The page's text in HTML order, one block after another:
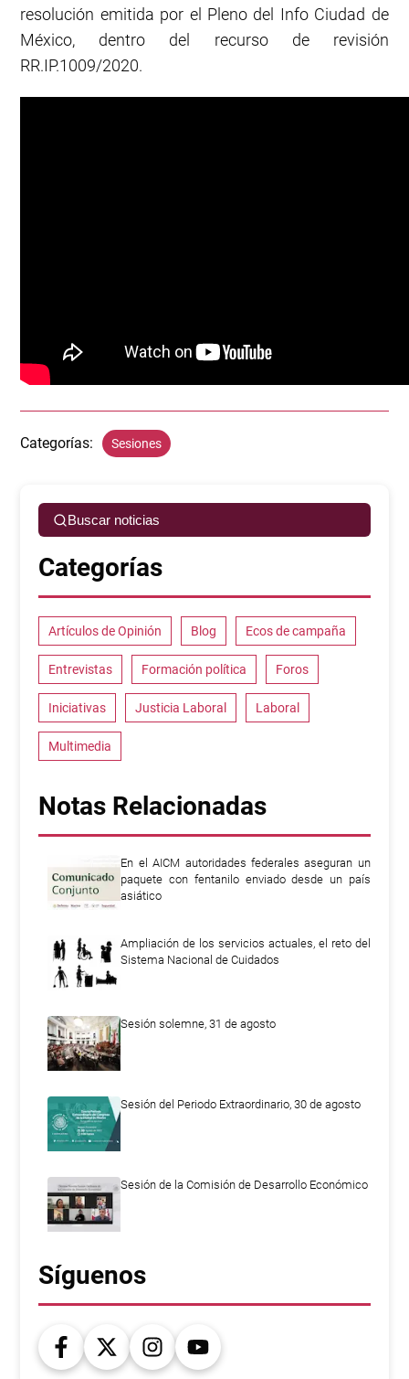
resolución emitida por el Pleno del Info Ciudad de
México, dentro del recurso de revisión
RR.IP.1009/2020.
Categorías: Sesiones
Buscar noticias
Categorías
Artículos de Opinión Blog Ecos de campaña
Entrevistas Formación política Foros
Iniciativas Justicia Laboral Laboral
Multimedia
Notas Relacionadas
En el AICM autoridades federales aseguran un
paquete con fentanilo enviado desde un país
asiático
Ampliación de los servicios actuales, el reto del
Sistema Nacional de Cuidados
Sesión solemne, 31 de agosto
Sesión del Periodo Extraordinario, 30 de agosto
Sesión de la Comisión de Desarrollo Económico
Síguenos